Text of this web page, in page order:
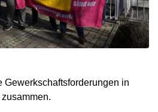
Gewerkschaftsforderungen in